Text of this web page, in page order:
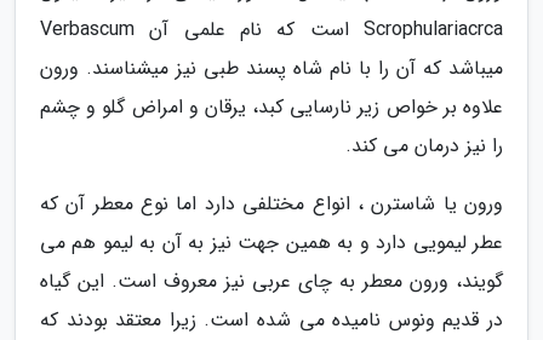
Scrophulariacrca است که نام علمی آن Verbascum
میباشد که آن را با نام شاه پسند طبی نیز میشناسند. ورون
علاوه بر خواص زیر نارسایی کبد، یرقان و امراض گلو و چشم
را نیز درمان می کند.
ورون یا شاسترن ، انواع مختلفی دارد اما نوع معطر آن که
عطر لیمویی دارد و به همین جهت نیز به آن به لیمو هم می
گویند، ورون معطر به چای عربی نیز معروف است. این گیاه
در قدیم ونوس نامیده می شده است. زیرا معتقد بودند که